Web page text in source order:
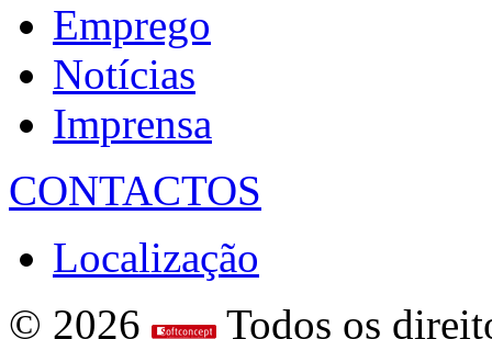
Emprego
Notícias
Imprensa
CONTACTOS
Localização
© 2026
Todos os